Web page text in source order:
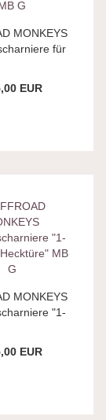
MONKEYS
für
EUR
MONKEYS
"1-
EUR